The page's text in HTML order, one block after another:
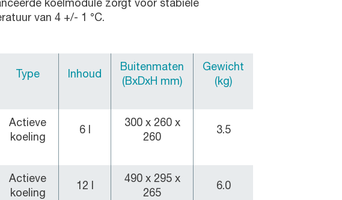
van 4 +/- 1 °C.
Type Inhoud
Buitenmaten
(BxDxH mm)
Gewicht
(kg)
Actieve
koeling
6 l
300 x 260 x
260
3.5
Actieve
koeling
12 l
490 x 295 x
265
6.0